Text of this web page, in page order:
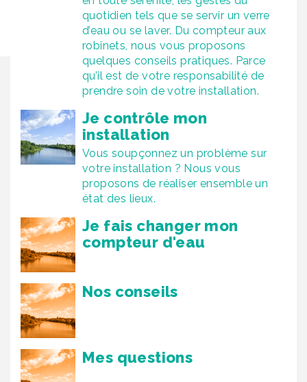
quotidien tels que se servir un verre
d’eau ou se laver. Du compteur aux
robinets, nous vous proposons
quelques conseils pratiques. Parce
qu’il est de votre responsabilité de
prendre soin de votre installation.
Je contrôle mon
installation
Vous soupçonnez un problème sur
votre installation ? Nous vous
proposons de réaliser ensemble un
état des lieux.
Je fais changer mon
compteur d'eau
Nos conseils
Mes questions